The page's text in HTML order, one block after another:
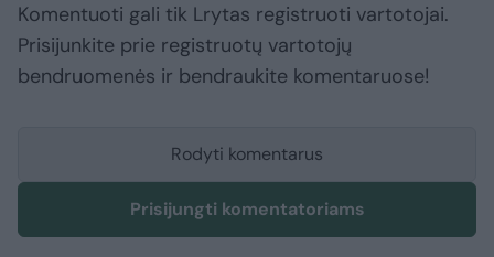
Komentuoti gali tik Lrytas registruoti vartotojai.
Prisijunkite prie registruotų vartotojų
bendruomenės ir bendraukite komentaruose!
Rodyti komentarus
Prisijungti komentatoriams